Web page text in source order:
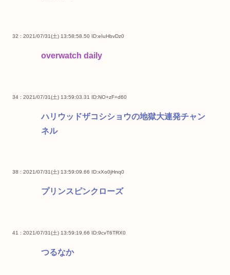
32 : 2021/07/31(土) 13:58:58.50 ID:eIuHbvDz0
overwatch daily
34 : 2021/07/31(土) 13:59:03.31 ID:NO+zF+d60
ハリウッドザコシショウの地獄大連発チャン
ネル
38 : 2021/07/31(土) 13:59:09.66 ID:xXo0jHnq0
プリンスピンクローズ
41 : 2021/07/31(土) 13:59:19.66 ID:9cvT6TRX0
つるなか